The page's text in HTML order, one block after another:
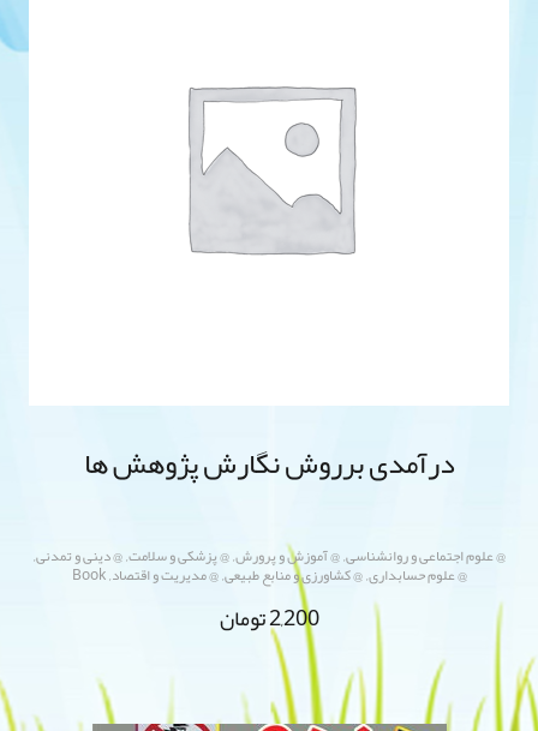
درآمدی برروش نگارش پژوهش ها
@ علوم اجتماعی و روانشناسی,@ آموزش و پرورش,@ پزشکی و سلامت,@ دینی و تمدنی,
@ علوم حسابداری,@ کشاورزی و منابع طبیعی,@ مدیریت و اقتصاد,
Book
2,200تومان